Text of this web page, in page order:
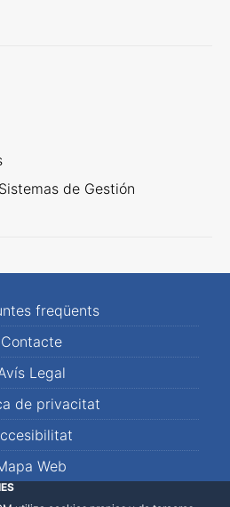
de Gestión
freqüents
Contacte
Legal
de privacitat
Web